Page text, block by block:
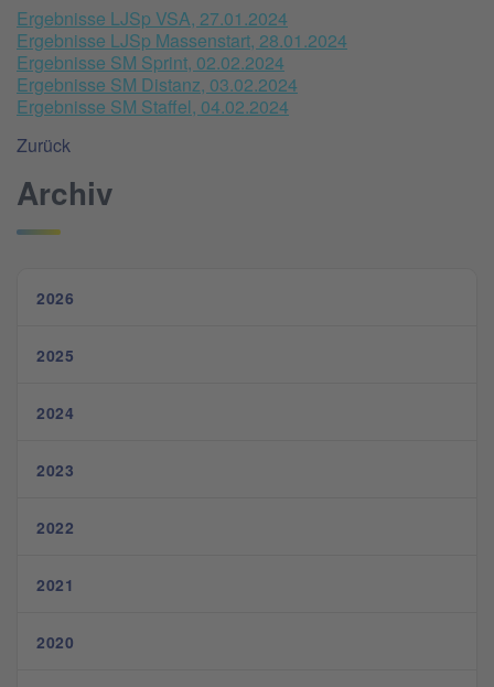
Ergebnisse LJSp VSA, 27.01.2024
Ergebnisse LJSp Massenstart, 28.01.2024
Ergebnisse SM Sprint, 02.02.2024
Ergebnisse SM Distanz, 03.02.2024
Ergebnisse SM Staffel, 04.02.2024
Zurück
Archiv
2026
2025
2024
2023
2022
2021
2020